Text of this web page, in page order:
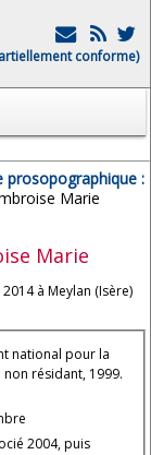
conforme)
prosopographique :
Marie
Marie
à Meylan (Isère)
national pour la
résidant, 1999.
2004, puis